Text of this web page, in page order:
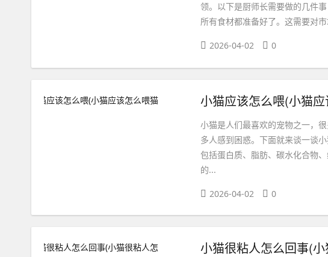
领。以下是厨师长需要做的几件
所有食材都准备好了。这需要对
2026-04-02 0
小猫应该怎么喂(小猫
小猫是人们最喜欢的宠物之一，
多人感到困惑。下面就来谈一谈
包括蛋白质、脂肪、碳水化合物
的...
2026-04-02 0
小猫很粘人怎么回事(